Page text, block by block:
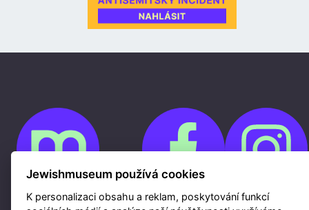
Jewishmuseum používá cookies
K personalizaci obsahu a reklam, poskytování funkcí